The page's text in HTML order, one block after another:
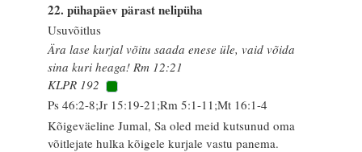
22. pühapäev pärast nelipüha
Usuvõitlus
Ära lase kurjal võitu saada enese üle, vaid võida
sina kuri heaga! Rm 12:21
KLPR 192
Ps 46:2-8;Jr 15:19-21;Rm 5:1-11;Mt 16:1-4
Kõigeväeline Jumal, Sa oled meid kutsunud oma
võitlejate hulka kõigele kurjale vastu panema.